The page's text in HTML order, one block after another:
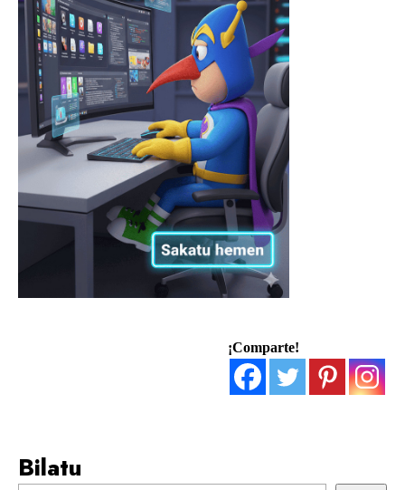
¡Comparte!
Bilatu